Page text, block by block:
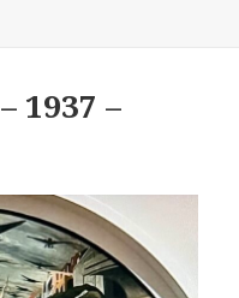
1937 –